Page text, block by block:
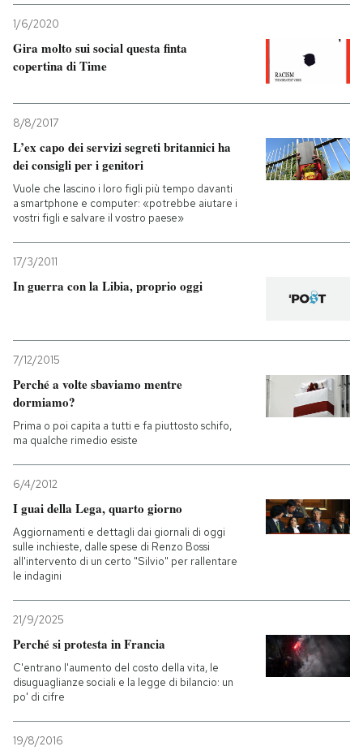
I MIEI PREFERITI
SHOP
CALENDARIO
AREA PERSONALE
1/6/2020
Gira molto sui social questa finta
copertina di Time
8/8/2017
L’ex capo dei servizi segreti britannici ha
dei consigli per i genitori
Vuole che lascino i loro figli più tempo davanti
a smartphone e computer: «potrebbe aiutare i
vostri figli e salvare il vostro paese»
17/3/2011
In guerra con la Libia, proprio oggi
7/12/2015
Perché a volte sbaviamo mentre
dormiamo?
Prima o poi capita a tutti e fa piuttosto schifo,
ma qualche rimedio esiste
6/4/2012
I guai della Lega, quarto giorno
Aggiornamenti e dettagli dai giornali di oggi
sulle inchieste, dalle spese di Renzo Bossi
all'intervento di un certo "Silvio" per rallentare
le indagini
21/9/2025
Perché si protesta in Francia
C'entrano l'aumento del costo della vita, le
disuguaglianze sociali e la legge di bilancio: un
po' di cifre
19/8/2016